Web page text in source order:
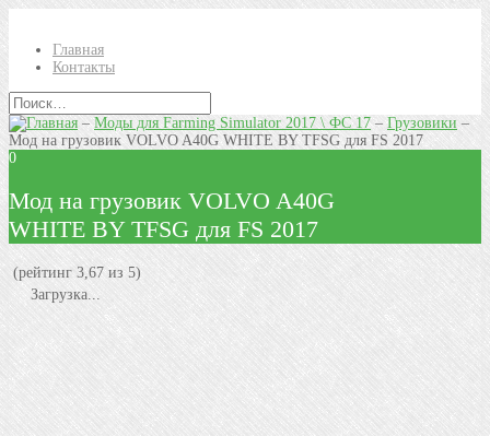
Главная
Контакты
–Моды для Farming Simulator 2017 \ ФС 17– Грузовики –
Мод на грузовик VOLVO A40G WHITE BY TFSG для FS 2017
0
Мод на грузовик VOLVO A40G
WHITE BY TFSG для FS 2017
(рейтинг 3,67 из 5)
Загрузка...